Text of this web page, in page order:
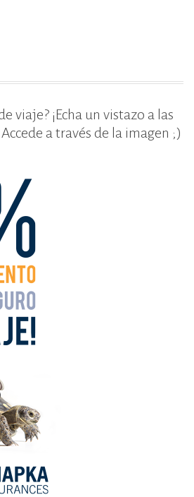
viaje? ¡Echa un vistazo a las
a través de la imagen ;)